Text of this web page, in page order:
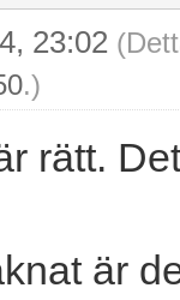
23:02
.)
rätt.
är